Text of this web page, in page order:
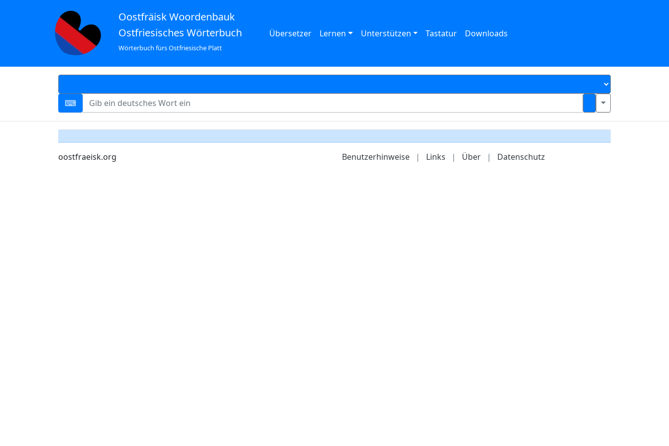
Oostfräisk Woordenbauk
Ostfriesisches Wörterbuch
Wörterbuch fürs Ostfriesische Platt
Übersetzer Lernen Unterstützen Tastatur Downloads
oostfraeisk.org Benutzerhinweise | Links | Über | Datenschutz